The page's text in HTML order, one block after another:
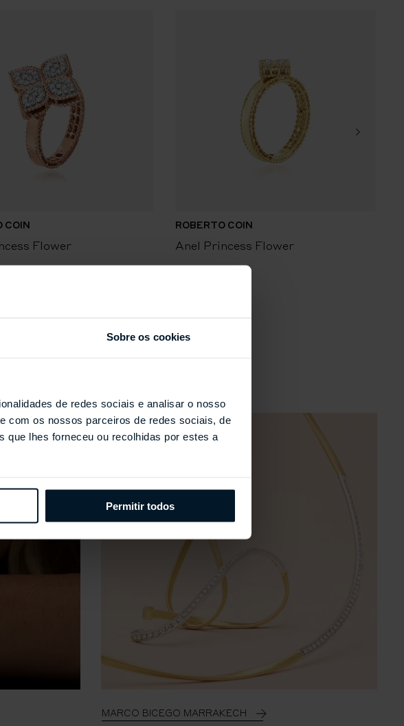
Sobre os cookies
de redes sociais e analisar o nosso
com os nossos parceiros de redes sociais, de
que lhes forneceu ou recolhidas por estes a
Permitir todos
COIN
Flower
ROBERTO COIN
Anel Princess Flower
MARCO BICEGO MARRAKECH